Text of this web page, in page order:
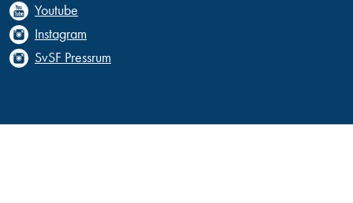
Youtube
Instagram
SvSF Pressrum